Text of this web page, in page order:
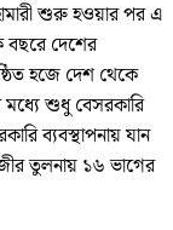
শুরু হওয়ার পর এ
দেশের
হজে দেশ থেকে
শুধু বেসরকারি
ব্যবস্থাপনায় যান
তুলনায় ১৬ ভাগের